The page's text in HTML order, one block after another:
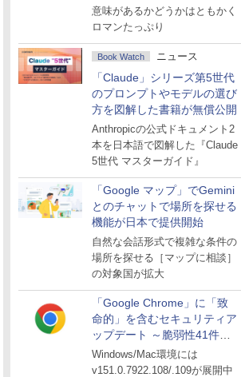
ジン
意味があるかどうかはともかく
ロマンたっぷり
Book Watch ニュース
「Claude」シリーズ第5世代
のプロンプトやモデルの選び
方を図解した書籍が無償公開
Anthropicの公式ドキュメント2
本を日本語で図解した『Claude
5世代 マスターガイド』
「Google マップ」でGemini
とのチャットで場所を探せる
機能が日本で提供開始
自然な会話形式で複雑な条件の
場所を探せる［マップに相談］
の対象国が拡大
「Google Chrome」に「致
命的」を含むセキュリティア
ップデート ～脆弱性41件に
対処
Windows/Mac環境には
v151.0.7922.108/.109が展開中